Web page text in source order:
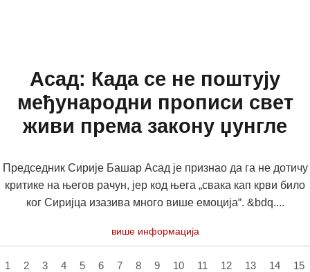
Асад: Када се не поштују
међународни прописи свет
живи према закону џунгле
Председник Сирије Башар Асад је признао да га не дотичу
критике на његов рачун, јер код њега „свака кап крви било
ког Сиријца изазива много више емоција“. &bdq....
више информација
1 2 3 4 5 6 7 8 9 10 11 12 13 14 15